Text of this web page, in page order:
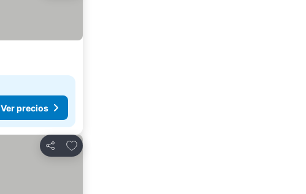
Ver precios
Compartir
Agregar a favoritos